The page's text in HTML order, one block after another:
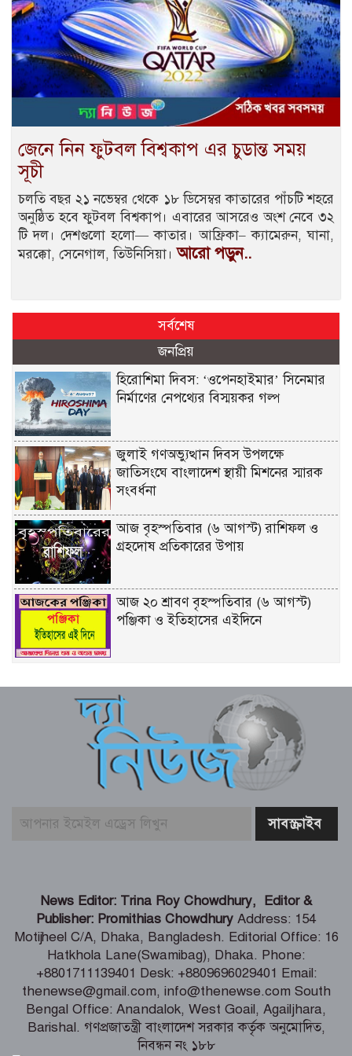
জেনে নিন ফুটবল বিশ্বকাপ এর চুডান্ত সময়
সূচী
চলতি বছর ২১ নভেম্বর থেকে ১৮ ডিসেম্বর কাতারের পাঁচটি শহরে
অনুষ্ঠিত হবে ফুটবল বিশ্বকাপ। এবারের আসরেও অংশ নেবে ৩২
টি দল। দেশগুলো হলো— কাতার। আফ্রিকা– ক্যামেরুন, ঘানা,
মরক্কো, সেনেগাল, তিউনিসিয়া।আরো পড়ুন..
সর্বশেষ
জনপ্রিয়
হিরোশিমা দিবস: ‘ওপেনহাইমার’ সিনেমার
নির্মাণের নেপথ্যের বিস্ময়কর গল্প
জুলাই গণঅভ্যুত্থান দিবস উপলক্ষে
জাতিসংঘে বাংলাদেশ স্থায়ী মিশনের স্মারক
সংবর্ধনা
আজ বৃহস্পতিবার (৬ আগস্ট) রাশিফল ও
গ্রহদোষ প্রতিকারের উপায়
আজ ২০ শ্রাবণ বৃহস্পতিবার (৬ আগস্ট)
পঞ্জিকা ও ইতিহাসের এইদিনে
পররাষ্ট্র মন্ত্রণালয়ের কড়া প্রতিক্রিয়া
বুড়িগঙ্গায় তরল বর্জ্য নির্গমনস্থল থেকে নমুনা
সংগ্রহ
ভোলায় ৫ম শ্রেণির ছাত্রীকে সংঘবদ্ধ ধর্ষণ-
ভিডিও ধারণ, তিন কিশোর গ্রেপ্তার
টানা ৫ দিন অনশনের পর বিয়ে, তিন মাস পর
মিলল মোনিয়ার ঝুলন্ত লাশ
শ্যামনগরে ৫ আগস্ট জুলাই গণঅভ্যুত্থান
দিবস উপলক্ষে সমাবেশ ও গণমিছিল
জাল দলিলের অভিযোগ-কোটালীপাড়ায় দুই
News Editor: Trina Roy Chowdhury, Editor &
Publisher: Promithias Chowdhury Address: 154
Motijheel C/A, Dhaka, Bangladesh. Editorial Office: 16
Hatkhola Lane(Swamibag), Dhaka. Phone:
+8801711139401 Desk: +8809696029401 Email:
thenewse@gmail.com, info@thenewse.com South
Bengal Office: Anandalok, West Goail, Agailjhara,
Barishal. গণপ্রজাতন্ত্রী বাংলাদেশ সরকার কর্তৃক অনুমোদিত,
নিবন্ধন নং ১৮৮